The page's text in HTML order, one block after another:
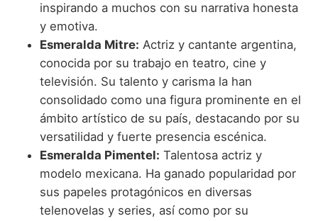
inspirando a muchos con su narrativa honesta
y emotiva.
Esmeralda Mitre: Actriz y cantante argentina,
conocida por su trabajo en teatro, cine y
televisión. Su talento y carisma la han
consolidado como una figura prominente en el
ámbito artístico de su país, destacando por su
versatilidad y fuerte presencia escénica.
Esmeralda Pimentel: Talentosa actriz y
modelo mexicana. Ha ganado popularidad por
sus papeles protagónicos en diversas
telenovelas y series, así como por su